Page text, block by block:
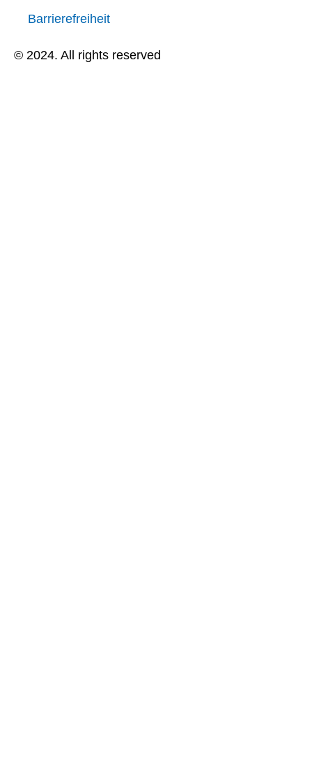
Barrierefreiheit
© 2024. All rights reserved